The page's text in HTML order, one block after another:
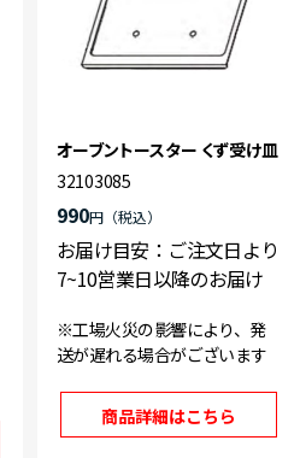
オーブントースター くず受け皿
32103085
990円
お届け目安：ご注文日より
7~10営業日以降のお届け
※工場火災の影響により、発
送が遅れる場合がございます
商品詳細はこちら